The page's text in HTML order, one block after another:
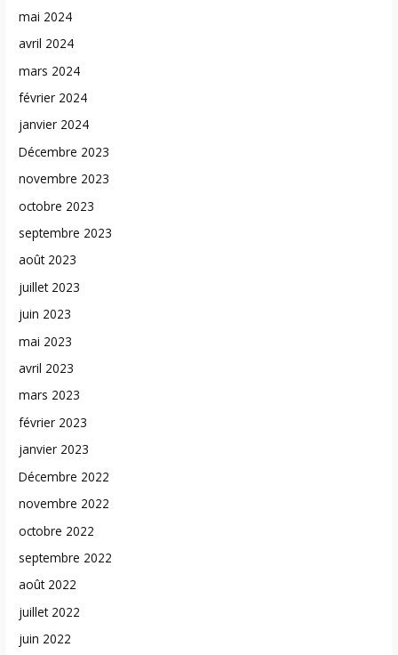
mai 2024
avril 2024
mars 2024
février 2024
janvier 2024
Décembre 2023
novembre 2023
octobre 2023
septembre 2023
août 2023
juillet 2023
juin 2023
mai 2023
avril 2023
mars 2023
février 2023
janvier 2023
Décembre 2022
novembre 2022
octobre 2022
septembre 2022
août 2022
juillet 2022
juin 2022